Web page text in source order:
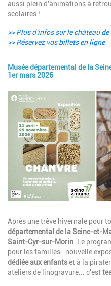
aussi plein d'animations à
scolaires !
>> Plus d'infos sur le château
>> Réservez vos billets en ligne
Musée départemental de la
1er mars 2026
Image
Description
Après une trêve hivernale pour
départemental de la Seine-et-
Saint-Cyr-sur-Morin . Le
pour les familles : nouvelle
dédiée aux enfantset à la
ateliers de linogravure... c'est